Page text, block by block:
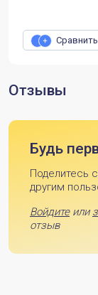
Сравнить
Отзывы
Будь
Поделитесь
другим
Войдитеили
отзыв